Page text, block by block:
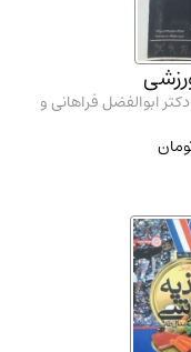
ابوالفضل فراهانی و